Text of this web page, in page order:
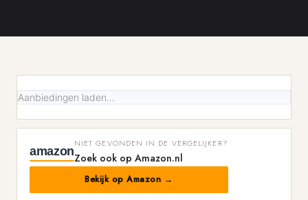
Aanbiedingen laden…
amazon
NIET GEVONDEN IN DE VERGELIJKER?
Zoek ook op Amazon.nl
Bekijk op Amazon →